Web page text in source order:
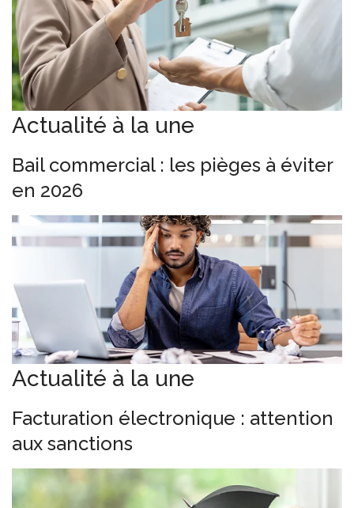
Actualité à la une
Bail commercial : les pièges à éviter
en 2026
Actualité à la une
Facturation électronique : attention
aux sanctions